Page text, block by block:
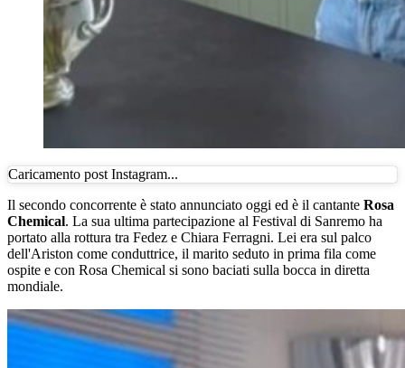
Caricamento post Instagram...
Il secondo concorrente è stato annunciato oggi ed è il cantante Rosa
Chemical. La sua ultima partecipazione al Festival di Sanremo ha
portato alla rottura tra Fedez e Chiara Ferragni. Lei era sul palco
dell'Ariston come conduttrice, il marito seduto in prima fila come
ospite e con Rosa Chemical si sono baciati sulla bocca in diretta
mondiale.